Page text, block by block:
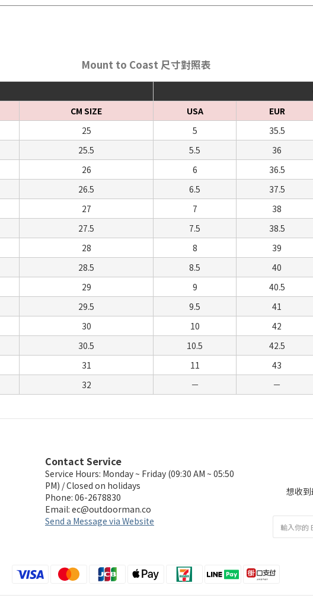
Mount to Coast 尺寸對照表
CM SIZE USA EUR
25 5 35.5
25.5 5.5 36
26 6 36.5
26.5 6.5 37.5
27 7 38
27.5 7.5 38.5
28 8 39
28.5 8.5 40
29 9 40.5
29.5 9.5 41
30 10 42
30.5 10.5 42.5
31 11 43
32 － －
Contact Service
Service Hours: Monday ~ Friday (09:30 AM ~ 05:50
PM) / Closed on holidays
Phone: 06-2678830
Email: ec@outdoorman.co
Send a Message via Website
想收